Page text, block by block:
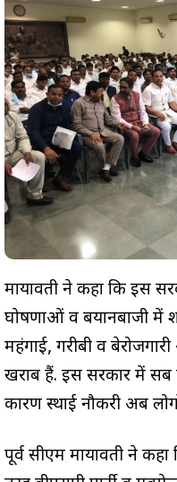
मायावती ने कहा कि इस
घोषणाओं व बयानबाजी में
महंगाई, गरीबी व
खराब हैं. इस सरकार में सब
कारण स्थाई नौकरी अब
पूर्व सीएम मायावती ने